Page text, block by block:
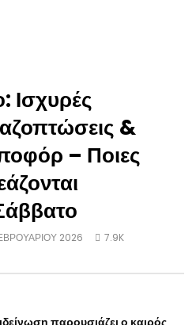
Ισχυρές
&
– Ποιες
2026 7.9K
παρουσιάζει ο καιρός